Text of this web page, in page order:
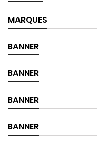
MARQUES
BANNER
BANNER
BANNER
BANNER